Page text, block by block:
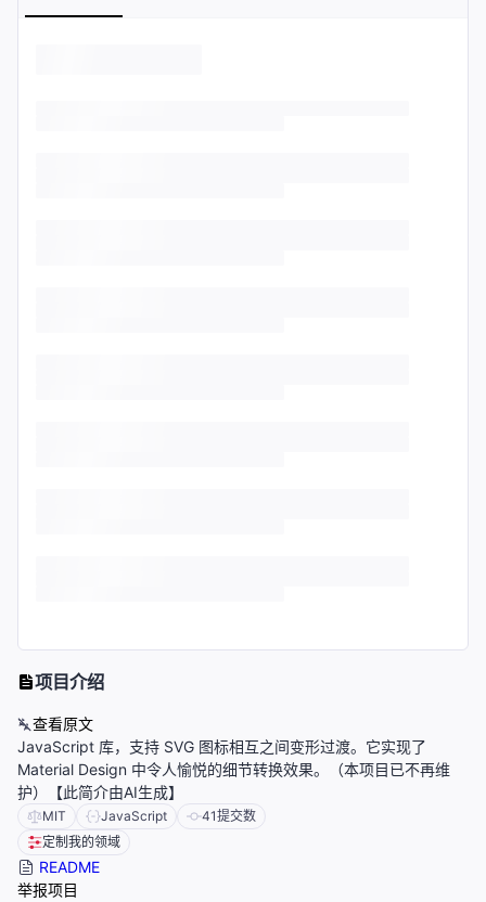
项目介绍
查看原文
JavaScript 库，支持 SVG 图标相互之间变形过渡。它实现了
Material Design 中令人愉悦的细节转换效果。（本项目已不再维
护）【此简介由AI生成】
MIT JavaScript 41提交数
定制我的领域
README
举报项目